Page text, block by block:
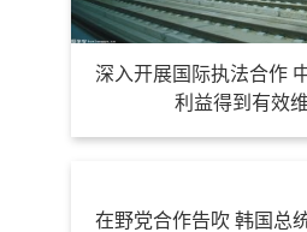
深入开展国际执法合作
利益得到有效
在野党合作告吹 韩国总